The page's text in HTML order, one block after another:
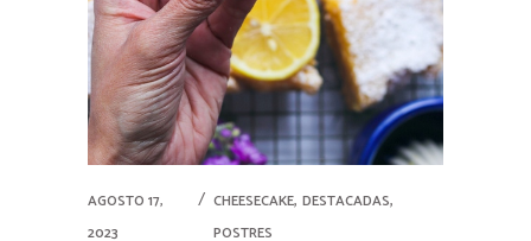
AGOSTO 17,
2023
CHEESECAKE, DESTACADAS,
POSTRES